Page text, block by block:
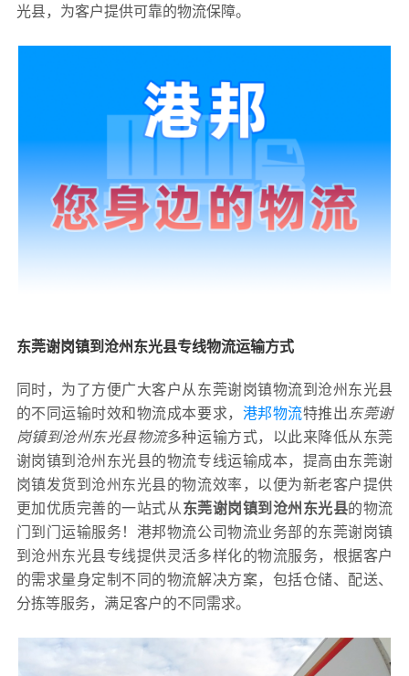
光县，为客户提供可靠的物流保障。
东莞谢岗镇到沧州东光县专线物流运输方式
同时，为了方便广大客户从东莞谢岗镇物流到沧州东光县
的不同运输时效和物流成本要求， 港邦物流特推出东莞谢
岗镇到沧州东光县物流多种运输方式，以此来降低从东莞
谢岗镇到沧州东光县的物流专线运输成本，提高由东莞谢
岗镇发货到沧州东光县的物流效率，以便为新老客户提供
更加优质完善的一站式从 东莞谢岗镇到沧州东光县的物流
门到门运输服务！港邦物流公司物流业务部的东莞谢岗镇
到沧州东光县专线提供灵活多样化的物流服务，根据客户
的需求量身定制不同的物流解决方案，包括仓储、配送、
分拣等服务，满足客户的不同需求。